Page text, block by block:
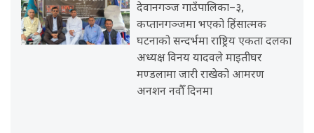
देवानगञ्ज गाउँपालिका–३,
कप्तानगञ्जमा भएको हिंसात्मक
घटनाको सन्दर्भमा राष्ट्रिय एकता दलका
अध्यक्ष विनय यादवले माइतीघर
मण्डलामा जारी राखेको आमरण
अनशन नवौँ दिनमा